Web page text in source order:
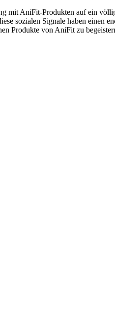
mit AniFit-Produkten auf ein
sozialen Signale haben einen
Produkte von AniFit zu